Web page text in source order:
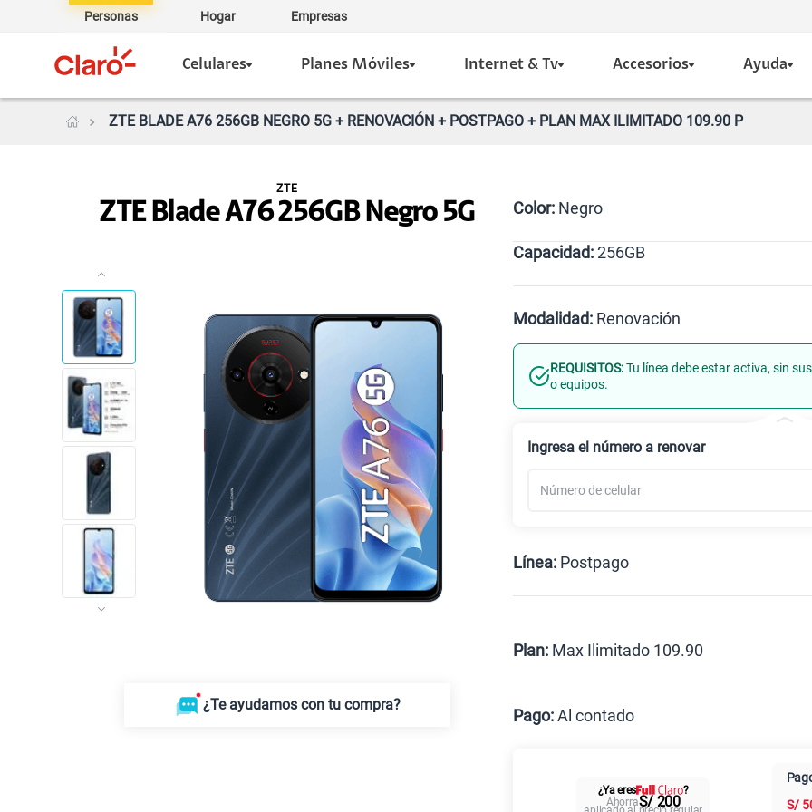
Personas Hogar Empresas
Celulares Planes Móviles Internet & Tv Accesorios Ayuda
ZTE BLADE A76 256GB NEGRO 5G + RENOVACIÓN + POSTPAGO + PLAN MAX ILIMITADO 109.90 P
ZTE Blade A76 256GB Negro 5G
ZTE
¿Te ayudamos con tu compra?
Color: Negro
Negro
Capacidad:256GB
Modalidad: Renovación
Línea Nueva Portabilidad
REQUISITOS:Tu línea debe estar activa, sin
o equipos.
Ingresa el número a renovar
Línea: Postpago
Plan: Max Ilimitado 109.90
Pago:Al contado
Cuotas
¿Ya eres
?
AhorraS/ 200
S/